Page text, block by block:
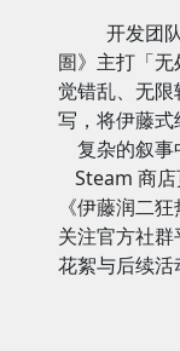
开发团
圄》主打「
觉错乱、无
写，将伊藤
复杂的叙事
Steam 商
《伊藤润二
关注官方社
花絮与后续